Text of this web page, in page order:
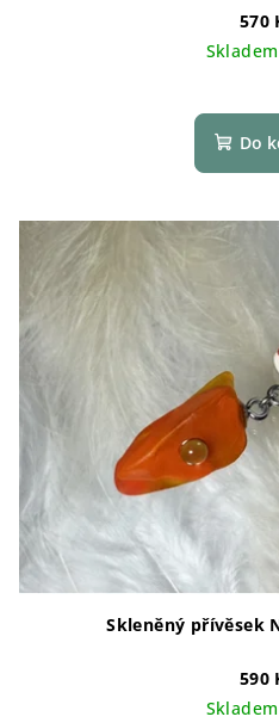
570
Skladem
Do
Skleněný přívěsek
590
Skladem